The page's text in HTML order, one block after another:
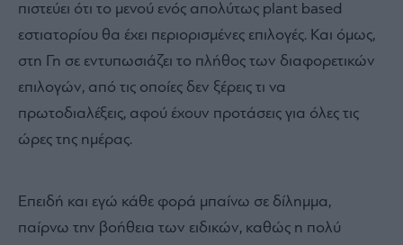
πιστεύει ότι το μενού ενός απολύτως plant based
εστιατορίου θα έχει περιορισμένες επιλογές. Και όμως,
στη Γη σε εντυπωσιάζει το πλήθος των διαφορετικών
επιλογών, από τις οποίες δεν ξέρεις τι να
πρωτοδιαλέξεις, αφού έχουν προτάσεις για όλες τις
ώρες της ημέρας.
Επειδή και εγώ κάθε φορά μπαίνω σε δίλημμα,
παίρνω την βοήθεια των ειδικών, καθώς η πολύ